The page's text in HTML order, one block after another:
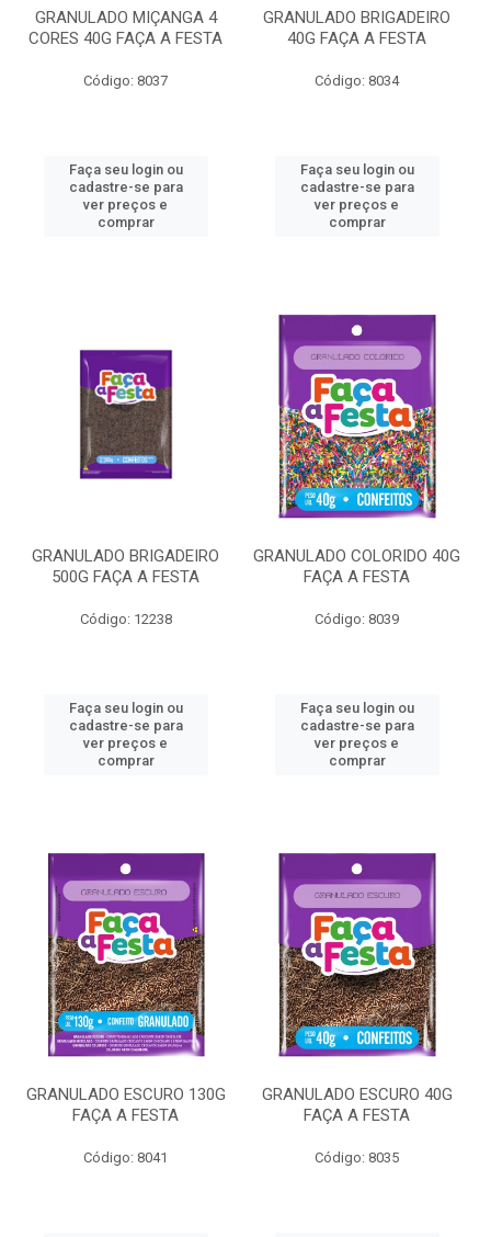
GRANULADO MIÇANGA 4
CORES 40G FAÇA A FESTA
Código: 8037
Faça seu login ou
cadastre-se para
ver preços e
comprar
GRANULADO BRIGADEIRO
40G FAÇA A FESTA
Código: 8034
Faça seu login ou
cadastre-se para
ver preços e
comprar
GRANULADO BRIGADEIRO
500G FAÇA A FESTA
Código: 12238
Faça seu login ou
cadastre-se para
ver preços e
comprar
GRANULADO COLORIDO 40G
FAÇA A FESTA
Código: 8039
Faça seu login ou
cadastre-se para
ver preços e
comprar
GRANULADO ESCURO 130G
FAÇA A FESTA
Código: 8041
GRANULADO ESCURO 40G
FAÇA A FESTA
Código: 8035